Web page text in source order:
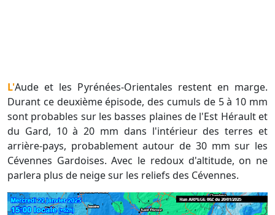
L'Aude et les Pyrénées-Orientales restent en marge.
Durant ce deuxième épisode, des cumuls de 5 à 10 mm
sont probables sur les basses plaines de l'Est Hérault et
du Gard, 10 à 20 mm dans l'intérieur des terres et
arrière-pays, probablement autour de 30 mm sur les
Cévennes Gardoises. Avec le redoux d'altitude, on ne
parlera plus de neige sur les reliefs des Cévennes.